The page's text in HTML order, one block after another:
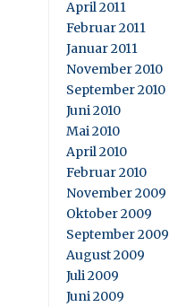
April 2011
Februar 2011
Januar 2011
November 2010
September 2010
Juni 2010
Mai 2010
April 2010
Februar 2010
November 2009
Oktober 2009
September 2009
August 2009
Juli 2009
Juni 2009